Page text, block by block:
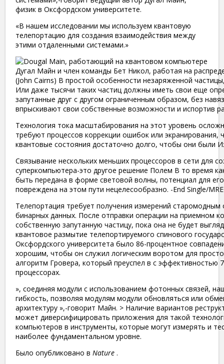
физик в Оксфордском университете.
«В нашем исследовании мы используем квантовую
телепортацию для создания взаимодействия между
этими отдаленными системами.»
Дугал Майн и член команды Бет Никол, работая на
(John Cairns) В простой особенности незаряженной
Или даже тысячи таких частиц должны иметь свои еще
запутанные друг с другом ограниченным образом, без
впрыскивают свои собственные возможности и испортив
Технология тока масштабирования на этот уровень
требуют процессов коррекции ошибок или экранирования,
квантовые состояния достаточно долго, чтобы они были
Связывание нескольких меньших процессоров в сети для
суперкомпьютера-это другое решение Полем В то время
быть передана в форме световой волны, потенциал для
повреждена на этом пути нецелесообразно. -End Single/
Телепортация требует получения измерений
бинарных данных. После отправки операции на приемном
собственную запутанную частицу, пока она не будет
квантовое размытие телепортируемого спинового
Оксфордского университета было 86-процентное
хорошим, чтобы он служил логическим воротом для
алгоритм Гровера, который преуспел в с эффективностью
процессорах.
», соединяя модули с использованием фотонных связей,
гибкость, позволяя модулям модули обновляться или
архитектуру »,-говорит Майн. > Наличие вариантов
может диверсифицировать приложения для такой
компьютеров в инструменты, которые могут измерять и
наиболее фундаментальном уровне.
Было опубликовано в Nature .